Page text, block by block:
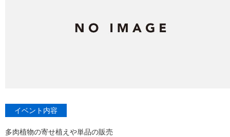
イベント内容
多肉植物の寄せ植えや単品の販売